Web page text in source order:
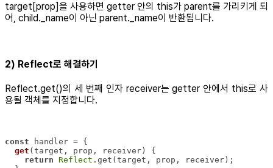
target[prop]을 사용하면 getter 안의 this가 parent를 가리키게 되
어, child._name이 아닌 parent._name이 반환됩니다.
2) Reflect로 해결하기
Reflect.get()의 세 번째 인자 receiver는 getter 안에서 this로 사
용될 객체를 지정합니다.
const
get ( target, prop, receiver )
return Reflect